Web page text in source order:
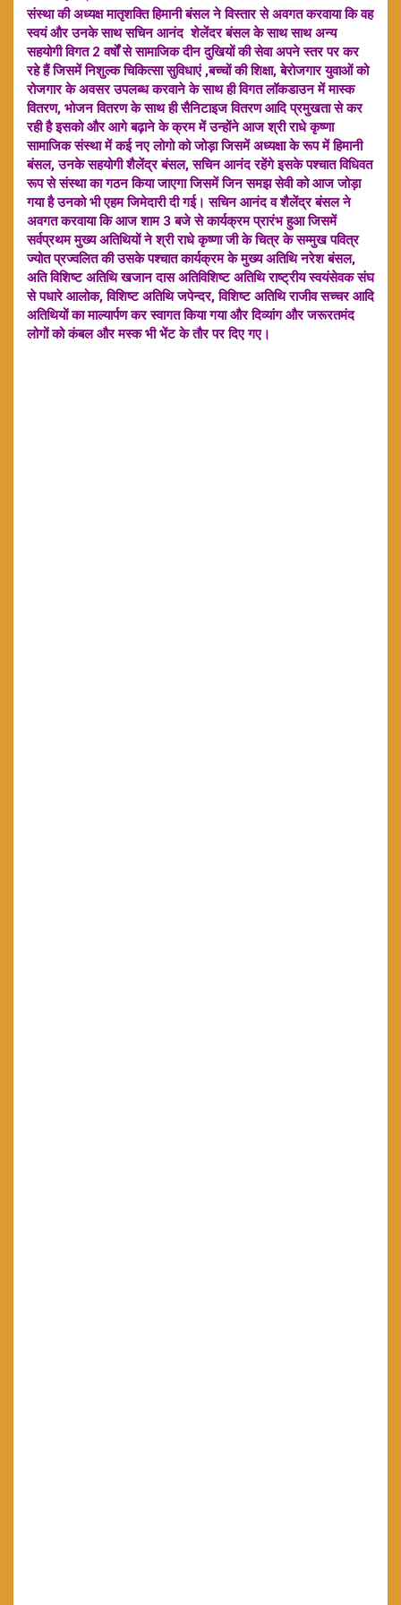
संस्था की अध्यक्ष मातृशक्ति हिमानी बंसल ने विस्तार से अवगत करवाया कि वह
स्वयं और उनके साथ सचिन आनंद शेलेंदर बंसल के साथ साथ अन्य
सहयोगी विगत 2 वर्षों से सामाजिक दीन दुखियों की सेवा अपने स्तर पर कर
रहे हैं जिसमें निशुल्क चिकित्सा सुविधाएं ,बच्चों की शिक्षा, बेरोजगार युवाओं को
रोजगार के अवसर उपलब्ध करवाने के साथ ही विगत लॉकडाउन में मास्क
वितरण, भोजन वितरण के साथ ही सैनिटाइज वितरण आदि प्रमुखता से कर
रही है इसको और आगे बढ़ाने के क्रम में उन्होंने आज श्री राधे कृष्णा
सामाजिक संस्था में कई नए लोगो को जोड़ा जिसमें अध्यक्षा के रूप में हिमानी
बंसल, उनके सहयोगी शैलेंद्र बंसल, सचिन आनंद रहेंगे इसके पश्चात विधिवत
रूप से संस्था का गठन किया जाएगा जिसमें जिन समझ सेवी को आज जोड़ा
गया है उनको भी एहम जिमेदारी दी गई। सचिन आनंद व शैलेंद्र बंसल ने
अवगत करवाया कि आज शाम 3 बजे से कार्यक्रम प्रारंभ हुआ जिसमें
सर्वप्रथम मुख्य अतिथियों ने श्री राधे कृष्णा जी के चित्र के सम्मुख पवित्र
ज्योत प्रज्वलित की उसके पश्चात कार्यक्रम के मुख्य अतिथि नरेश बंसल,
अति विशिष्ट अतिथि खजान दास अतिविशिष्ट अतिथि राष्ट्रीय स्वयंसेवक संघ
से पधारे आलोक, विशिष्ट अतिथि जपेन्दर, विशिष्ट अतिथि राजीव सच्चर आदि
अतिथियों का माल्यार्पण कर स्वागत किया गया और दिव्यांग और जरूरतमंद
लोगों को कंबल और मस्क भी भेंट के तौर पर दिए गए।